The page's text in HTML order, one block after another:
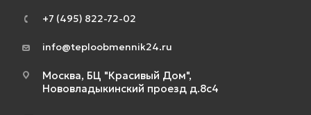
+7 (495) 822-72-02
info@teploobmennik24.ru
Москва, БЦ "Красивый Дом",
Нововладыкинский проезд д.8с4